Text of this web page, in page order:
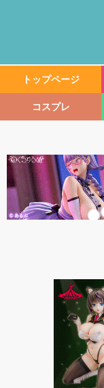
トップページ
コスプレ